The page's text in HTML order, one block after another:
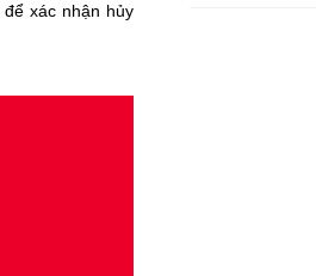
để xác nhận hủy